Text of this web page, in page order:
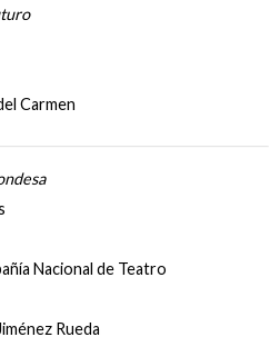
Carmen
Nacional de Teatro
Rueda